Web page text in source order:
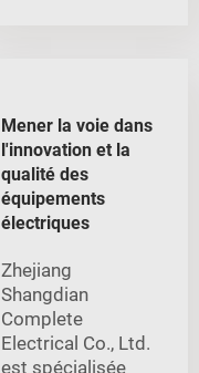
Mener la voie dans
l'innovation et la
qualité des
équipements
électriques
Zhejiang
Shangdian
Complete
Electrical Co., Ltd.
est spécialisée